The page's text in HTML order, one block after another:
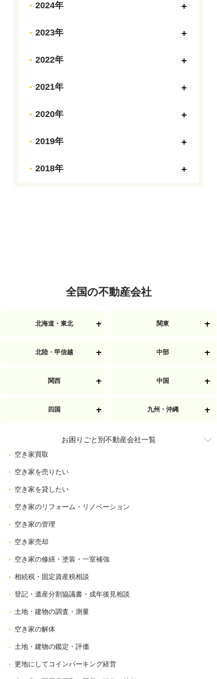
2024年
2023年
2022年
2021年
2020年
2019年
2018年
全国の不動産会社
北海道・東北 関東
北陸・甲信越 中部
関西 中国
四国 九州・沖縄
お困りごと別不動産会社一覧
空き家買取
空き家を売りたい
空き家を貸したい
空き家のリフォーム・リノベーション
空き家の管理
空き家売却
空き家の修繕・塗装・一室補強
相続税・固定資産税相談
登記・遺産分割協議書・成年後見相談
土地・建物の調査・測量
空き家の解体
土地・建物の鑑定・評価
更地にしてコインパーキング経営